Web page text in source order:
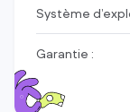
Système
Garantie :